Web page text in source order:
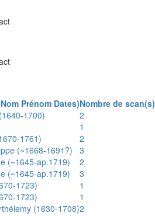
Prénom Dates)Nombre de scan(s)
1700)
2
1
1761)
2
(~1668-1691?)
3
(~1645-ap.1719)
2
(~1645-ap.1719)
3
1723)
1
1723)
1
(1630-1708)2